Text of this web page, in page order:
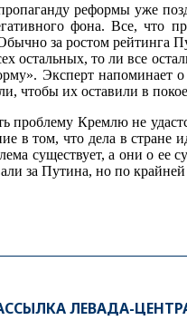
реформы уже
фона. Все, что
за ростом рейтинга
остальных, то ли все
Эксперт напоминает о
чтобы их оставили в
проблему Кремлю не
в том, что дела в
существует, а они о
за Путина, но по
ЛЕВАДА-